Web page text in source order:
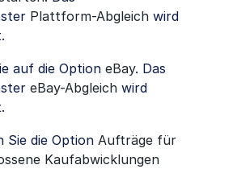
Plattform-Abgleich wird
auf die Option eBay. Das
eBay-Abgleich wird
Sie die Option Aufträge für
Kaufabwicklungen